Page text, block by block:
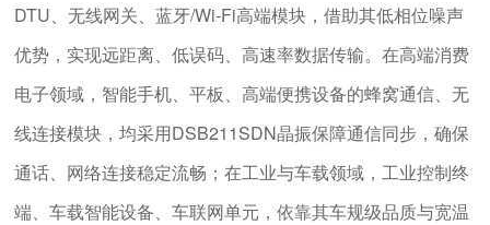
DTU、无线网关、蓝牙/Wi-Fi高端模块，借助其低相位噪声
优势，实现远距离、低误码、高速率数据传输。在高端消费
电子领域，智能手机、平板、高端便携设备的蜂窝通信、无
线连接模块，均采用DSB211SDN晶振保障通信同步，确保
通话、网络连接稳定流畅；在工业与车载领域，工业控制终
端、车载智能设备、车联网单元，依靠其车规级品质与宽温